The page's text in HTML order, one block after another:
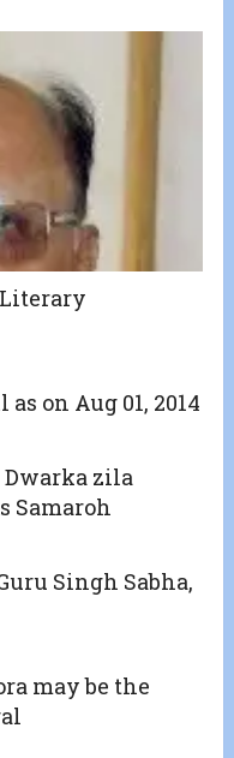
on Aug 01, 2014
Dwarka zila
Samaroh
Singh Sabha,
may be the